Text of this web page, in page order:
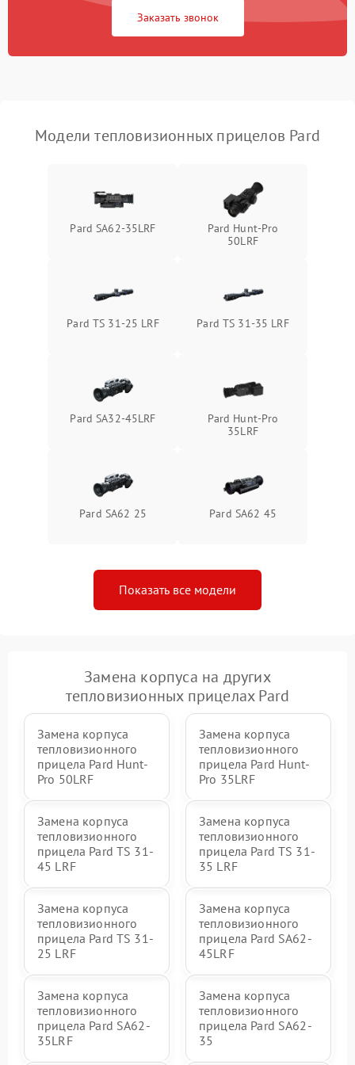
защиты от перегрузок
автоматического
1500 ₽ Подробнее →
защиты от
Подробнее →
защиты от замыкания
Подробнее →
Поломка системы защиты
от перенапряжения
Подробнее →
Заказать звонок
Модели тепловизионных прицелов Pard
Pard SA62-35LRF
Pard Hunt-Pro
50LRF
Pard TS 31-25 LRF Pard TS 31-35 LRF
Pard SA32-45LRF
Pard Hunt-Pro
35LRF
Pard SA62 25 Pard SA62 45
Показать все модели
Замена корпуса на других
тепловизионных прицелах Pard
Замена корпуса
тепловизионного
прицела Pard Hunt-
Pro 50LRF
Замена корпуса
тепловизионного
прицела Pard Hunt-
Pro 35LRF
Замена корпуса
тепловизионного
прицела Pard TS 31-
45 LRF
Замена корпуса
тепловизионного
прицела Pard TS 31-
35 LRF
Замена корпуса
тепловизионного
прицела Pard TS 31-
25 LRF
Замена корпуса
тепловизионного
прицела Pard SA62-
45LRF
Замена корпуса
тепловизионного
прицела Pard SA62-
35LRF
Замена корпуса
тепловизионного
прицела Pard SA62-
35